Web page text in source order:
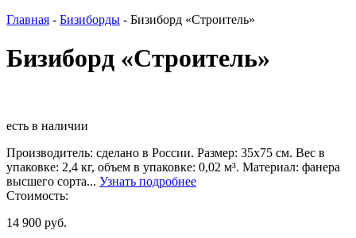
Главная - Бизиборды - Бизиборд «Строитель»
Бизиборд «Строитель»
есть в наличии
Производитель: сделано в России. Размер: 35х75 см. Вес в
упаковке: 2,4 кг, объем в упаковке: 0,02 м³. Материал: фанера
высшего сорта... Узнать подробнее
Стоимость:
14 900 руб.